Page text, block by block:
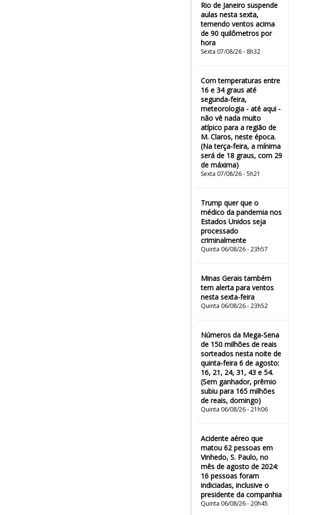
Rio de Janeiro suspende
aulas nesta sexta,
temendo ventos acima
de 90 quilômetros por
hora
Sexta 07/08/26 - 8h32
Com temperaturas entre
16 e 34 graus até
segunda-feira,
meteorologia - até aqui -
não vê nada muito
atípico para a região de
M. Claros, neste época.
(Na terça-feira, a mínima
será de 18 graus, com 29
de máxima)
Sexta 07/08/26 - 5h21
Trump quer que o
médico da pandemia nos
Estados Unidos seja
processado
criminalmente
Quinta 06/08/26 - 23h57
Minas Gerais também
tem alerta para ventos
nesta sexta-feira
Quinta 06/08/26 - 23h52
Números da Mega-Sena
de 150 milhões de reais
sorteados nesta noite de
quinta-feira 6 de agosto:
16, 21, 24, 31, 43 e 54.
(Sem ganhador, prêmio
subiu para 165 milhões
de reais, domingo)
Quinta 06/08/26 - 21h06
Acidente aéreo que
matou 62 pessoas em
Vinhedo, S. Paulo, no
mês de agosto de 2024:
16 pessoas foram
indiciadas, inclusive o
presidente da companhia
Quinta 06/08/26 - 20h45